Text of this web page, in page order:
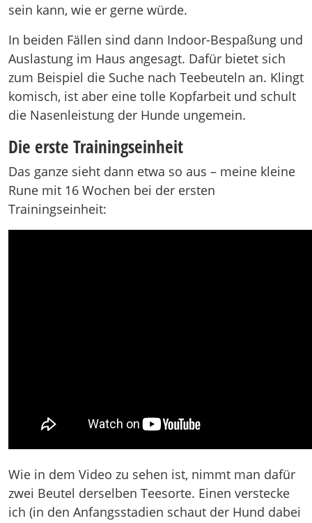
sein kann, wie er gerne würde.
In beiden Fällen sind dann Indoor-Bespaßung und
Auslastung im Haus angesagt. Dafür bietet sich
zum Beispiel die Suche nach Teebeuteln an. Klingt
komisch, ist aber eine tolle Kopfarbeit und schult
die Nasenleistung der Hunde ungemein.
Die erste Trainingseinheit
Das ganze sieht dann etwa so aus – meine kleine
Rune mit 16 Wochen bei der ersten
Trainingseinheit:
Wie in dem Video zu sehen ist, nimmt man dafür
zwei Beutel derselben Teesorte. Einen verstecke
ich (in den Anfangsstadien schaut der Hund dabei